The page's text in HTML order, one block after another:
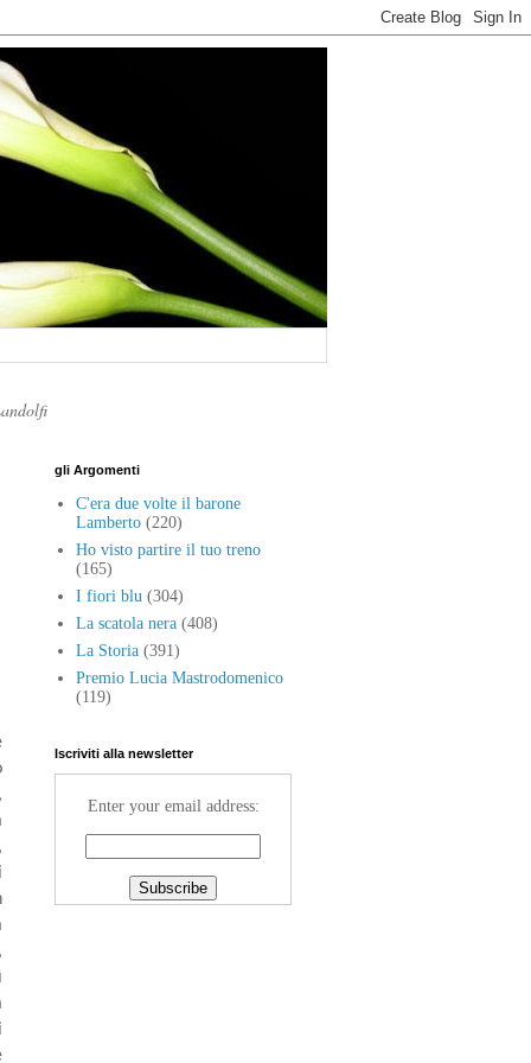
gli Argomenti
C'era due volte il barone
Lamberto (220)
Ho visto partire il tuo treno
(165)
I fiori blu (304)
La scatola nera (408)
La Storia (391)
Premio Lucia Mastrodomenico
(119)
Iscriviti alla newsletter
Enter your email address: